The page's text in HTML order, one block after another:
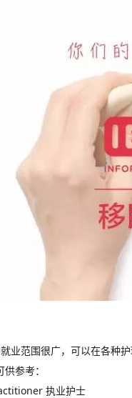
业范围很广，可以在各种
参考：
执业护士